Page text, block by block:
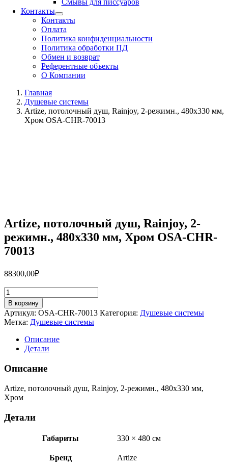
Контакты
Контакты
Оплата
Политика конфиденциальности
Политика обработки ПД
Обмен и возврат
Референтные объекты
О Компании
Главная
Душевые системы
Artize, потолочный душ, Rainjoy, 2-режимн., 480х330 мм,
Хром OSA-CHR-70013
Artize, потолочный душ, Rainjoy, 2-
режимн., 480х330 мм, Хром OSA-CHR-
70013
88300,00₽
Количество
товара
Artize,
потолочный
душ,
Rainjoy,
режимн.,
480х330
мм,
OSA-
CHR-
В корзину
Артикул: OSA-CHR-70013 Категория: Душевые системы
Метка: Душевые системы
Описание
Детали
Описание
Artize, потолочный душ, Rainjoy, 2-режимн., 480х330 мм,
Хром
Детали
Габариты 330 × 480 см
Бренд Artize